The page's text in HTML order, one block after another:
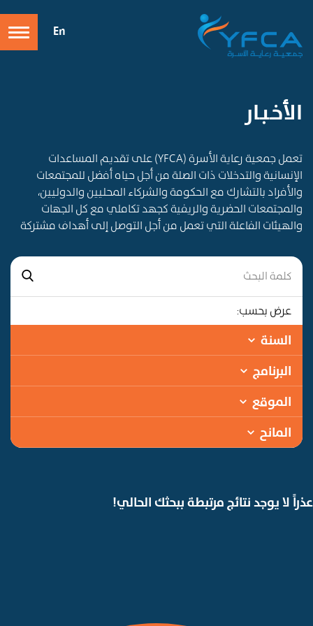
En
الأخـبـار
تعمل جمعية رعاية الأسرة (YFCA) على تقديم المساعدات
الإنسانية والتدخلات ذات الصلة من أجل حياه أفضل للمجتمعات
والأفراد بالتشارك مع الحكومة والشركاء المحليين والدوليين،
والمجتمعات الحضرية والريفية كجهد تكاملي مع كل الجهات
والهيئات الفاعلة التي تعمل من أجل التوصل إلى أهداف مشتركة
عرض بحسب:
السنة
البرنامج
الموقع
المانح
عذراً لا يوجد نتائج مرتبطة ببحثك الحالي!